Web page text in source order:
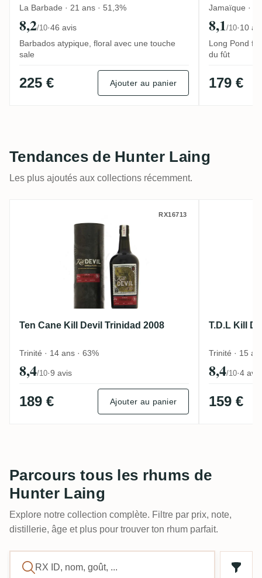
La Barbade · 21 ans · 51,3%
8,2/10·46 avis
Barbados atypique, floral avec une touche
sale
225 € Ajouter au panier
Jamaïque ·
8,1/10·10
Long Pond
du fût
179 €
Tendances de Hunter Laing
Les plus ajoutés aux collections récemment.
Ten Cane Kill Devil Trinidad 2008
RX16713
Ten Cane Kill Devil Trinidad 2008
Trinité · 14 ans · 63%
8,4/10·9 avis
189 € Ajouter au panier
T.D.L Kill
Trinité · 15
8,4/10·4 avis
159 €
Parcours tous les rhums de
Hunter Laing
Explore notre collection complète. Filtre par prix, note,
distillerie, âge et plus pour trouver ton rhum parfait.